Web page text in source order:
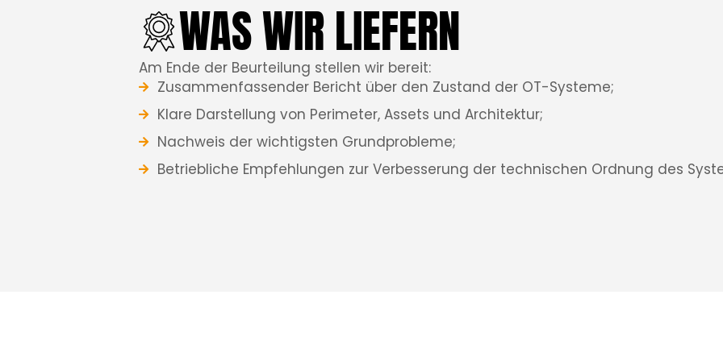
WAS WIR LIEFERN
Am Ende der Beurteilung stellen wir bereit:
Zusammenfassender Bericht über den Zustand der OT-Systeme;
Klare Darstellung von Perimeter, Assets und Architektur;
Nachweis der wichtigsten Grundprobleme;
Betriebliche Empfehlungen zur Verbesserung der technischen Ordnung des